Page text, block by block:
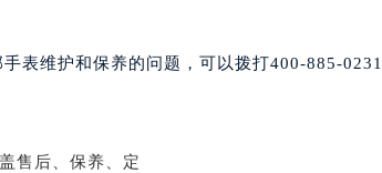
）
）
表维护和保养的问题，可以拨打400-885-0231